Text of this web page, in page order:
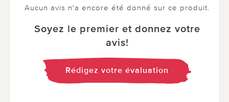
Aucun avis n'a encore été donné sur ce produit.
Soyez le premier et donnez votre
avis!
Rédigez votre évaluation